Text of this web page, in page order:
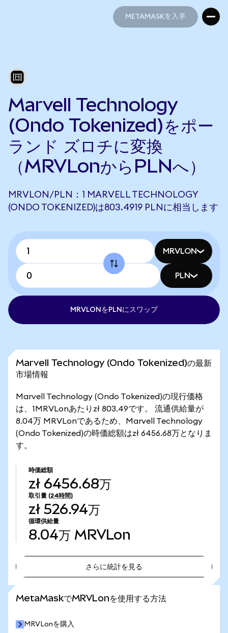
METAMASKを入手
Marvell Technology
(Ondo Tokenized)をポー
ランド ズロチに変換
（MRVLonからPLNへ）
MRVLON/PLN：1 MARVELL TECHNOLOGY
(ONDO TOKENIZED)は803.4919 PLNに相当します
MRVLON
PLN
MRVLONをPLNにスワップ
Marvell Technology (Ondo Tokenized)の最新
市場情報
Marvell Technology (Ondo Tokenized)の現行価格
は、1MRVLonあたりzł 803.49です。 流通供給量が
8.04万 MRVLonであるため、Marvell Technology
(Ondo Tokenized)の時価総額はzł 6456.68万となりま
す。
時価総額
zł 6456.68万
取引量 (24時間)
zł 526.94万
循環供給量
8.04万 MRVLon
さらに統計を見る
MetaMaskでMRVLonを使用する方法
MRVLonを購入